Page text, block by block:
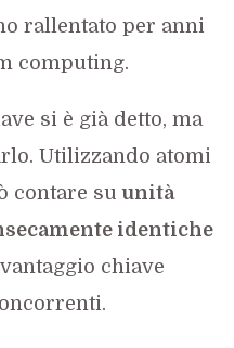
rallentato per anni
computing.
si è già detto, ma
Utilizzando atomi
contare su unità
identiche
chiave